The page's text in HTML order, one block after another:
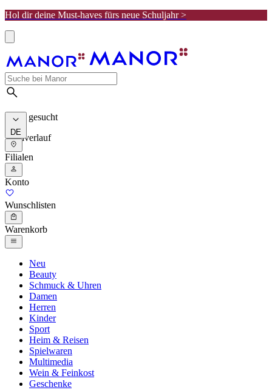
Hol dir deine Must-haves fürs neue Schuljahr >
Meist gesucht
Suchverlauf
DE
Filialen
Konto
Wunschlisten
Warenkorb
Neu
Beauty
Schmuck & Uhren
Damen
Herren
Kinder
Sport
Heim & Reisen
Spielwaren
Multimedia
Wein & Feinkost
Geschenke